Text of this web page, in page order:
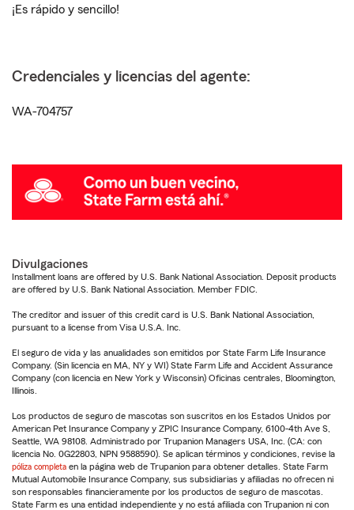
¡Es rápido y sencillo!
Credenciales y licencias del agente:
WA-704757
Divulgaciones
Installment loans are offered by U.S. Bank National Association. Deposit products
are offered by U.S. Bank National Association. Member FDIC.
The creditor and issuer of this credit card is U.S. Bank National Association,
pursuant to a license from Visa U.S.A. Inc.
El seguro de vida y las anualidades son emitidos por State Farm Life Insurance
Company. (Sin licencia en MA, NY y WI) State Farm Life and Accident Assurance
Company (con licencia en New York y Wisconsin) Oficinas centrales, Bloomington,
Illinois.
Los productos de seguro de mascotas son suscritos en los Estados Unidos por
American Pet Insurance Company y ZPIC Insurance Company, 6100-4th Ave S,
Seattle, WA 98108. Administrado por Trupanion Managers USA, Inc. (CA: con
licencia No. 0G22803, NPN 9588590). Se aplican términos y condiciones, revise la
póliza completa en la página web de Trupanion para obtener detalles. State Farm
Mutual Automobile Insurance Company, sus subsidiarias y afiliadas no ofrecen ni
son responsables financieramente por los productos de seguro de mascotas.
State Farm es una entidad independiente y no está afiliada con Trupanion ni con